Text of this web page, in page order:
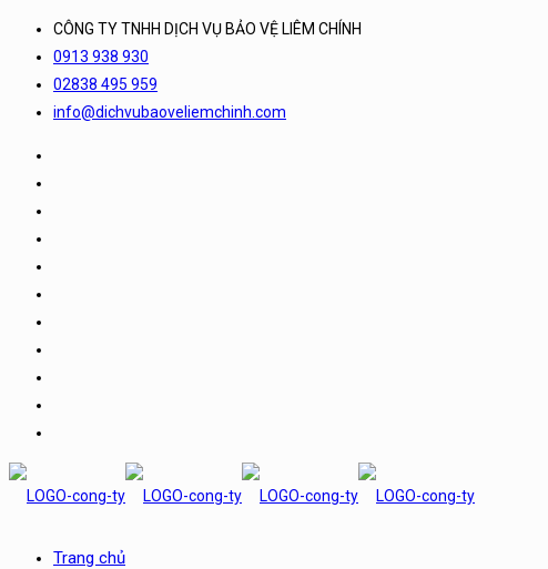
CÔNG TY TNHH DỊCH VỤ BẢO VỆ LIÊM CHÍNH
0913 938 930
02838 495 959
info@dichvubaoveliemchinh.com
Trang chủ